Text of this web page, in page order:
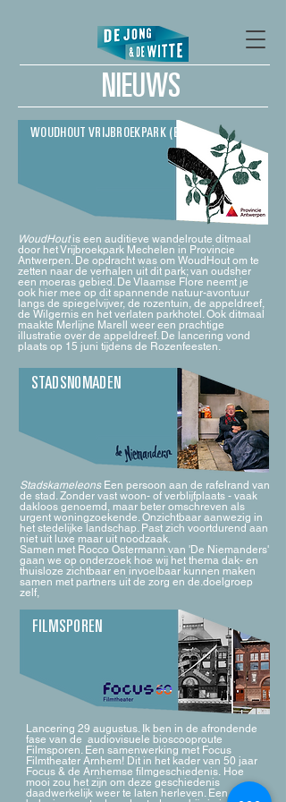
NIEUWS
WOUDHOUT VRIJBROEKPARK (B)
WoudHoutis een auditieve wandelroute ditmaal
door het Vrijbroekpark Mechelen in Provincie
Antwerpen. De opdracht was om WoudHout om te
zetten naar de verhalen uit dit park; van oudsher
een moeras gebied. De Vlaamse Flore neemt je
ook hier mee op dit spannende natuur-avontuur
langs de spiegelvijver, de rozentuin, de appeldreef,
de Wilgernis en het verlaten parkhotel. Ook ditmaal
maakte Merlijne Marell weer een prachtige
illustratie over de appeldreef. De lancering vond
plaats op 15 juni tijdens de Rozenfeesten.
STADSNOMADEN
Stadskameleons Een persoon aan de rafelrand van
de stad. Zonder vast woon- of verblijfplaats - vaak
dakloos genoemd, maar beter omschreven als
urgent woningzoekende. Onzichtbaar aanwezig in
het stedelijke landschap. Past zich voortdurend aan
niet uit luxe maar uit noodzaak.
Samen met Rocco Ostermann van 'De Niemanders'
gaan we op onderzoek hoe wij het thema dak- en
thuisloze zichtbaar en invoelbaar kunnen maken
samen met partners uit de zorg en de.doelgroep
zelf,
FILMSPOREN
Lancering 29 augustus. Ik ben in de afrondende
fase van de audiovisuele bioscooproute
Filmsporen. Een samenwerking met Focus
Filmtheater Arnhem! Dit in het kader van 50 jaar
Focus & de Arnhemse filmgeschiedenis. Hoe
mooi zou het zijn om deze geschiedenis
daadwerkelijk weer te laten herleven. Een